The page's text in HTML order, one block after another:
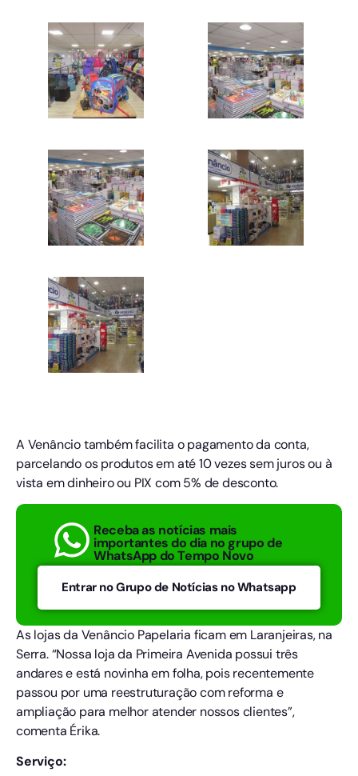
A Venâncio também facilita o pagamento da conta,
parcelando os produtos em até 10 vezes sem juros ou à
vista em dinheiro ou PIX com 5% de desconto.
Receba as notícias mais
importantes do dia no grupo de
WhatsApp do Tempo Novo
Entrar no Grupo de Notícias no Whatsapp
As lojas da Venâncio Papelaria ficam em Laranjeiras, na
Serra. “Nossa loja da Primeira Avenida possui três
andares e está novinha em folha, pois recentemente
passou por uma reestruturação com reforma e
ampliação para melhor atender nossos clientes”,
comenta Érika.
Serviço: